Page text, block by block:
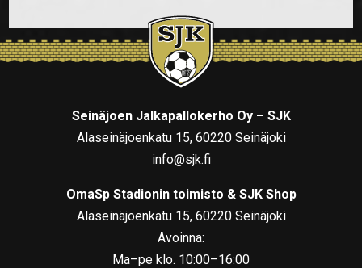
Seinäjoen Jalkapallokerho Oy – SJK
Alaseinäjoenkatu 15, 60220 Seinäjoki
info@sjk.fi
OmaSp Stadionin toimisto & SJK Shop
Alaseinäjoenkatu 15, 60220 Seinäjoki
Avoinna:
Ma–pe klo. 10:00–16:00